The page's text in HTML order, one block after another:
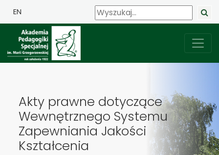
EN
Akty prawne dotyczące
Wewnętrznego Systemu
Zapewniania Jakości
Kształcenia